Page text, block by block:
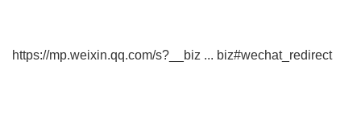
https://mp.weixin.qq.com/s?__biz ... biz#wechat_redirect